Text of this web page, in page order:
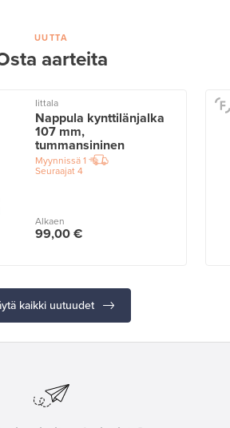
UUTTA
aarteita
Iittala
Nappula kynttilänjalka
107 mm,
tummansininen
Myynnissä1
Seuraajat4
Alkaen
99,00 €
kaikki uutuudet